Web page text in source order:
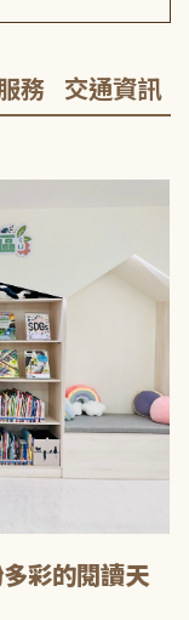
務 交通資訊
彩的閱讀天